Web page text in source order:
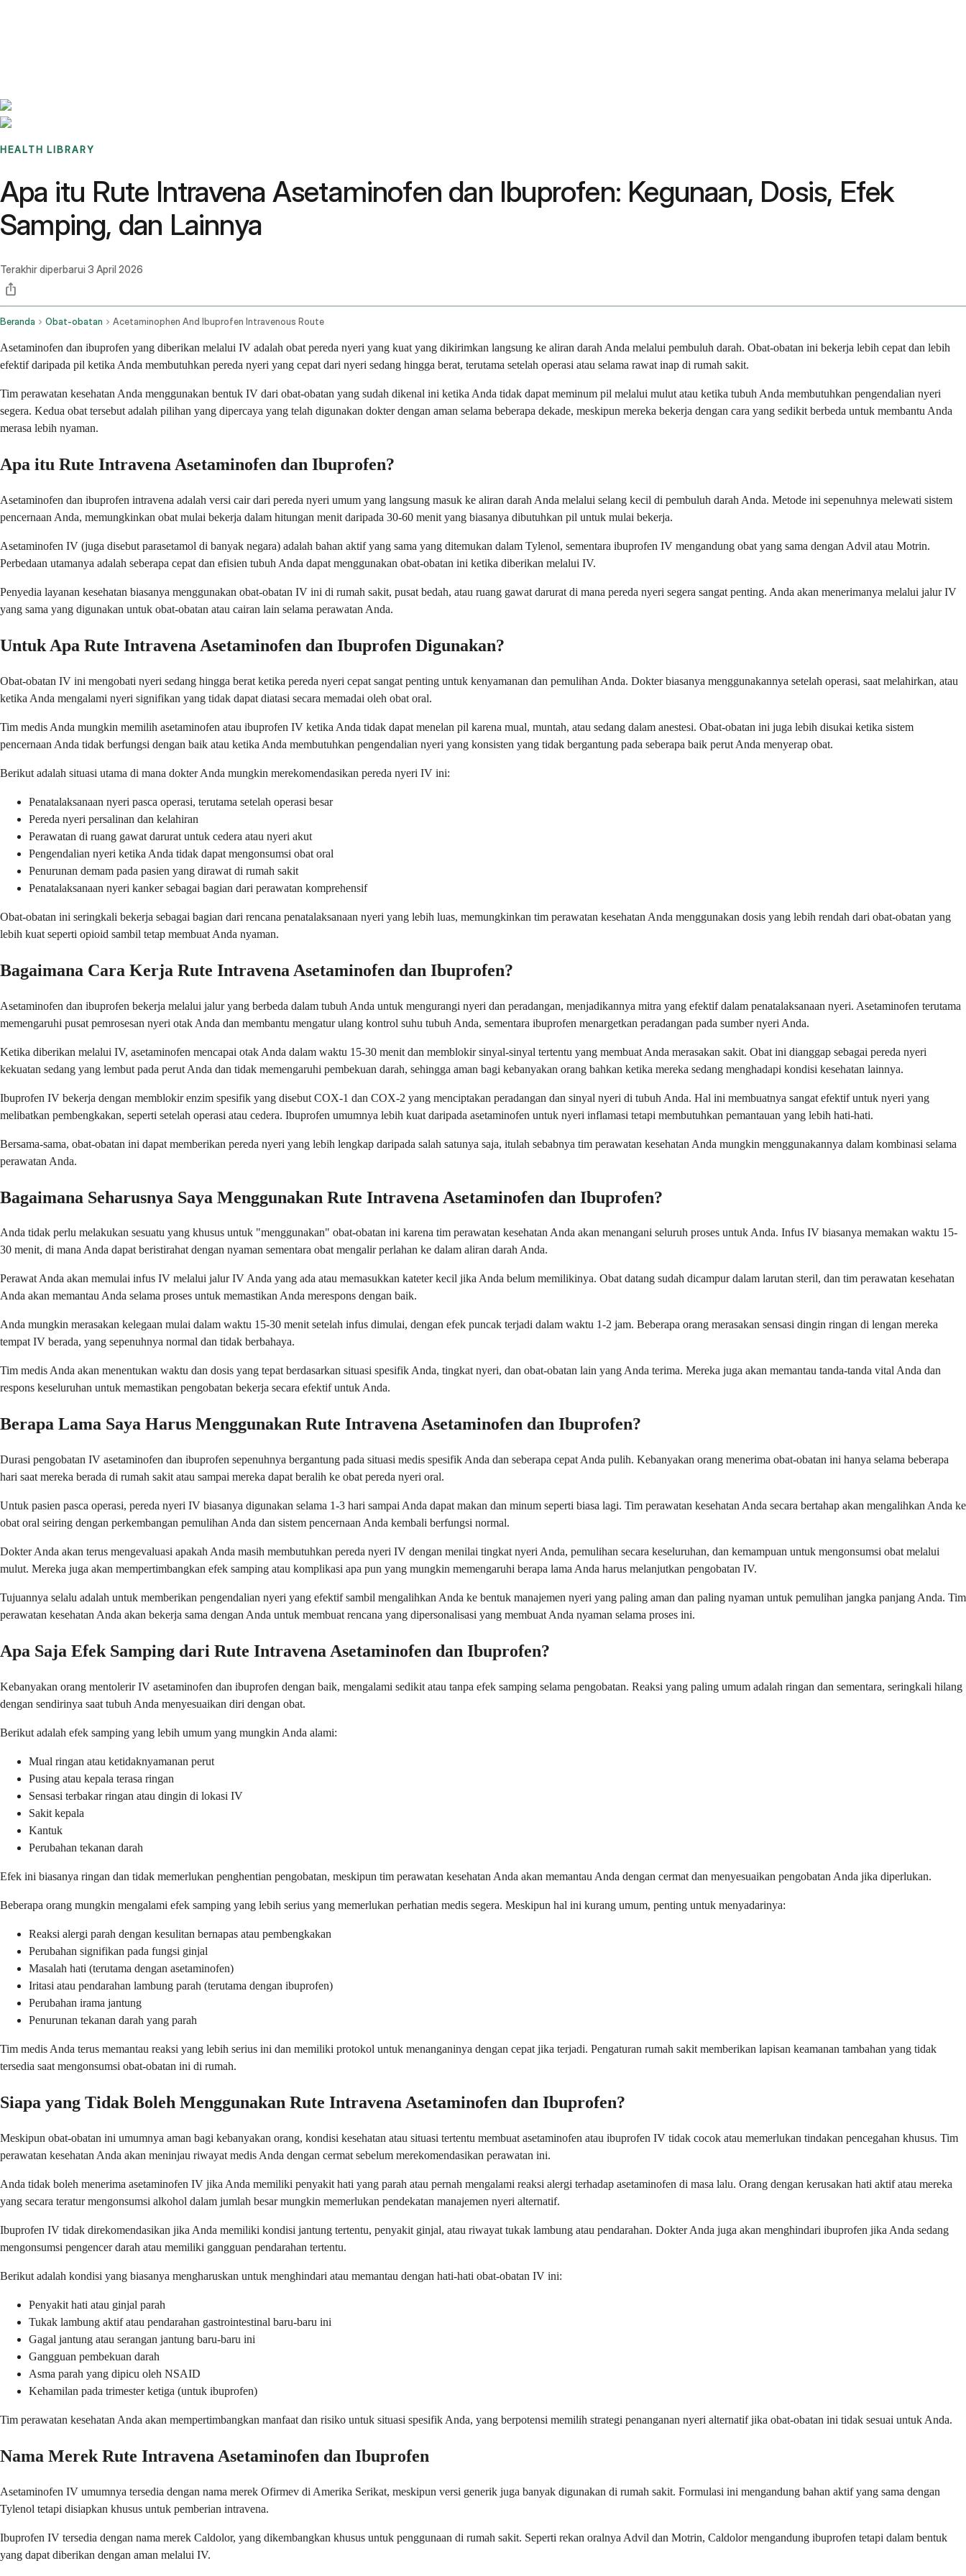
HEALTH LIBRARY
Apa itu Rute Intravena Asetaminofen dan Ibuprofen: Kegunaan, Dosis, Efek
Samping, dan Lainnya
Terakhir diperbarui 3 April 2026
Beranda Obat-obatan Acetaminophen And Ibuprofen Intravenous Route
Asetaminofen dan ibuprofen yang diberikan melalui IV adalah obat pereda nyeri yang kuat yang dikirimkan langsung ke aliran darah Anda melalui pembuluh darah. Obat-obatan ini bekerja lebih cepat dan lebih
efektif daripada pil ketika Anda membutuhkan pereda nyeri yang cepat dari nyeri sedang hingga berat, terutama setelah operasi atau selama rawat inap di rumah sakit.
Tim perawatan kesehatan Anda menggunakan bentuk IV dari obat-obatan yang sudah dikenal ini ketika Anda tidak dapat meminum pil melalui mulut atau ketika tubuh Anda membutuhkan pengendalian nyeri
segera. Kedua obat tersebut adalah pilihan yang dipercaya yang telah digunakan dokter dengan aman selama beberapa dekade, meskipun mereka bekerja dengan cara yang sedikit berbeda untuk membantu Anda
merasa lebih nyaman.
Apa itu Rute Intravena Asetaminofen dan Ibuprofen?
Asetaminofen dan ibuprofen intravena adalah versi cair dari pereda nyeri umum yang langsung masuk ke aliran darah Anda melalui selang kecil di pembuluh darah Anda. Metode ini sepenuhnya melewati sistem
pencernaan Anda, memungkinkan obat mulai bekerja dalam hitungan menit daripada 30-60 menit yang biasanya dibutuhkan pil untuk mulai bekerja.
Asetaminofen IV (juga disebut parasetamol di banyak negara) adalah bahan aktif yang sama yang ditemukan dalam Tylenol, sementara ibuprofen IV mengandung obat yang sama dengan Advil atau Motrin.
Perbedaan utamanya adalah seberapa cepat dan efisien tubuh Anda dapat menggunakan obat-obatan ini ketika diberikan melalui IV.
Penyedia layanan kesehatan biasanya menggunakan obat-obatan IV ini di rumah sakit, pusat bedah, atau ruang gawat darurat di mana pereda nyeri segera sangat penting. Anda akan menerimanya melalui jalur IV
yang sama yang digunakan untuk obat-obatan atau cairan lain selama perawatan Anda.
Untuk Apa Rute Intravena Asetaminofen dan Ibuprofen Digunakan?
Obat-obatan IV ini mengobati nyeri sedang hingga berat ketika pereda nyeri cepat sangat penting untuk kenyamanan dan pemulihan Anda. Dokter biasanya menggunakannya setelah operasi, saat melahirkan, atau
ketika Anda mengalami nyeri signifikan yang tidak dapat diatasi secara memadai oleh obat oral.
Tim medis Anda mungkin memilih asetaminofen atau ibuprofen IV ketika Anda tidak dapat menelan pil karena mual, muntah, atau sedang dalam anestesi. Obat-obatan ini juga lebih disukai ketika sistem
pencernaan Anda tidak berfungsi dengan baik atau ketika Anda membutuhkan pengendalian nyeri yang konsisten yang tidak bergantung pada seberapa baik perut Anda menyerap obat.
Berikut adalah situasi utama di mana dokter Anda mungkin merekomendasikan pereda nyeri IV ini:
Penatalaksanaan nyeri pasca operasi, terutama setelah operasi besar
Pereda nyeri persalinan dan kelahiran
Perawatan di ruang gawat darurat untuk cedera atau nyeri akut
Pengendalian nyeri ketika Anda tidak dapat mengonsumsi obat oral
Penurunan demam pada pasien yang dirawat di rumah sakit
Penatalaksanaan nyeri kanker sebagai bagian dari perawatan komprehensif
Obat-obatan ini seringkali bekerja sebagai bagian dari rencana penatalaksanaan nyeri yang lebih luas, memungkinkan tim perawatan kesehatan Anda menggunakan dosis yang lebih rendah dari obat-obatan yang
lebih kuat seperti opioid sambil tetap membuat Anda nyaman.
Bagaimana Cara Kerja Rute Intravena Asetaminofen dan Ibuprofen?
Asetaminofen dan ibuprofen bekerja melalui jalur yang berbeda dalam tubuh Anda untuk mengurangi nyeri dan peradangan, menjadikannya mitra yang efektif dalam penatalaksanaan nyeri. Asetaminofen terutama
memengaruhi pusat pemrosesan nyeri otak Anda dan membantu mengatur ulang kontrol suhu tubuh Anda, sementara ibuprofen menargetkan peradangan pada sumber nyeri Anda.
Ketika diberikan melalui IV, asetaminofen mencapai otak Anda dalam waktu 15-30 menit dan memblokir sinyal-sinyal tertentu yang membuat Anda merasakan sakit. Obat ini dianggap sebagai pereda nyeri
kekuatan sedang yang lembut pada perut Anda dan tidak memengaruhi pembekuan darah, sehingga aman bagi kebanyakan orang bahkan ketika mereka sedang menghadapi kondisi kesehatan lainnya.
Ibuprofen IV bekerja dengan memblokir enzim spesifik yang disebut COX-1 dan COX-2 yang menciptakan peradangan dan sinyal nyeri di tubuh Anda. Hal ini membuatnya sangat efektif untuk nyeri yang
melibatkan pembengkakan, seperti setelah operasi atau cedera. Ibuprofen umumnya lebih kuat daripada asetaminofen untuk nyeri inflamasi tetapi membutuhkan pemantauan yang lebih hati-hati.
Bersama-sama, obat-obatan ini dapat memberikan pereda nyeri yang lebih lengkap daripada salah satunya saja, itulah sebabnya tim perawatan kesehatan Anda mungkin menggunakannya dalam kombinasi selama
perawatan Anda.
Bagaimana Seharusnya Saya Menggunakan Rute Intravena Asetaminofen dan Ibuprofen?
Anda tidak perlu melakukan sesuatu yang khusus untuk "menggunakan" obat-obatan ini karena tim perawatan kesehatan Anda akan menangani seluruh proses untuk Anda. Infus IV biasanya memakan waktu 15-
30 menit, di mana Anda dapat beristirahat dengan nyaman sementara obat mengalir perlahan ke dalam aliran darah Anda.
Perawat Anda akan memulai infus IV melalui jalur IV Anda yang ada atau memasukkan kateter kecil jika Anda belum memilikinya. Obat datang sudah dicampur dalam larutan steril, dan tim perawatan kesehatan
Anda akan memantau Anda selama proses untuk memastikan Anda merespons dengan baik.
Anda mungkin merasakan kelegaan mulai dalam waktu 15-30 menit setelah infus dimulai, dengan efek puncak terjadi dalam waktu 1-2 jam. Beberapa orang merasakan sensasi dingin ringan di lengan mereka
tempat IV berada, yang sepenuhnya normal dan tidak berbahaya.
Tim medis Anda akan menentukan waktu dan dosis yang tepat berdasarkan situasi spesifik Anda, tingkat nyeri, dan obat-obatan lain yang Anda terima. Mereka juga akan memantau tanda-tanda vital Anda dan
respons keseluruhan untuk memastikan pengobatan bekerja secara efektif untuk Anda.
Berapa Lama Saya Harus Menggunakan Rute Intravena Asetaminofen dan Ibuprofen?
Durasi pengobatan IV asetaminofen dan ibuprofen sepenuhnya bergantung pada situasi medis spesifik Anda dan seberapa cepat Anda pulih. Kebanyakan orang menerima obat-obatan ini hanya selama beberapa
hari saat mereka berada di rumah sakit atau sampai mereka dapat beralih ke obat pereda nyeri oral.
Untuk pasien pasca operasi, pereda nyeri IV biasanya digunakan selama 1-3 hari sampai Anda dapat makan dan minum seperti biasa lagi. Tim perawatan kesehatan Anda secara bertahap akan mengalihkan Anda ke
obat oral seiring dengan perkembangan pemulihan Anda dan sistem pencernaan Anda kembali berfungsi normal.
Dokter Anda akan terus mengevaluasi apakah Anda masih membutuhkan pereda nyeri IV dengan menilai tingkat nyeri Anda, pemulihan secara keseluruhan, dan kemampuan untuk mengonsumsi obat melalui
mulut. Mereka juga akan mempertimbangkan efek samping atau komplikasi apa pun yang mungkin memengaruhi berapa lama Anda harus melanjutkan pengobatan IV.
Tujuannya selalu adalah untuk memberikan pengendalian nyeri yang efektif sambil mengalihkan Anda ke bentuk manajemen nyeri yang paling aman dan paling nyaman untuk pemulihan jangka panjang Anda. Tim
perawatan kesehatan Anda akan bekerja sama dengan Anda untuk membuat rencana yang dipersonalisasi yang membuat Anda nyaman selama proses ini.
Apa Saja Efek Samping dari Rute Intravena Asetaminofen dan Ibuprofen?
Kebanyakan orang mentolerir IV asetaminofen dan ibuprofen dengan baik, mengalami sedikit atau tanpa efek samping selama pengobatan. Reaksi yang paling umum adalah ringan dan sementara, seringkali hilang
dengan sendirinya saat tubuh Anda menyesuaikan diri dengan obat.
Berikut adalah efek samping yang lebih umum yang mungkin Anda alami:
Mual ringan atau ketidaknyamanan perut
Pusing atau kepala terasa ringan
Sensasi terbakar ringan atau dingin di lokasi IV
Sakit kepala
Kantuk
Perubahan tekanan darah
Efek ini biasanya ringan dan tidak memerlukan penghentian pengobatan, meskipun tim perawatan kesehatan Anda akan memantau Anda dengan cermat dan menyesuaikan pengobatan Anda jika diperlukan.
Beberapa orang mungkin mengalami efek samping yang lebih serius yang memerlukan perhatian medis segera. Meskipun hal ini kurang umum, penting untuk menyadarinya:
Reaksi alergi parah dengan kesulitan bernapas atau pembengkakan
Perubahan signifikan pada fungsi ginjal
Masalah hati (terutama dengan asetaminofen)
Iritasi atau pendarahan lambung parah (terutama dengan ibuprofen)
Perubahan irama jantung
Penurunan tekanan darah yang parah
Tim medis Anda terus memantau reaksi yang lebih serius ini dan memiliki protokol untuk menanganinya dengan cepat jika terjadi. Pengaturan rumah sakit memberikan lapisan keamanan tambahan yang tidak
tersedia saat mengonsumsi obat-obatan ini di rumah.
Siapa yang Tidak Boleh Menggunakan Rute Intravena Asetaminofen dan Ibuprofen?
Meskipun obat-obatan ini umumnya aman bagi kebanyakan orang, kondisi kesehatan atau situasi tertentu membuat asetaminofen atau ibuprofen IV tidak cocok atau memerlukan tindakan pencegahan khusus. Tim
perawatan kesehatan Anda akan meninjau riwayat medis Anda dengan cermat sebelum merekomendasikan perawatan ini.
Anda tidak boleh menerima asetaminofen IV jika Anda memiliki penyakit hati yang parah atau pernah mengalami reaksi alergi terhadap asetaminofen di masa lalu. Orang dengan kerusakan hati aktif atau mereka
yang secara teratur mengonsumsi alkohol dalam jumlah besar mungkin memerlukan pendekatan manajemen nyeri alternatif.
Ibuprofen IV tidak direkomendasikan jika Anda memiliki kondisi jantung tertentu, penyakit ginjal, atau riwayat tukak lambung atau pendarahan. Dokter Anda juga akan menghindari ibuprofen jika Anda sedang
mengonsumsi pengencer darah atau memiliki gangguan pendarahan tertentu.
Berikut adalah kondisi yang biasanya mengharuskan untuk menghindari atau memantau dengan hati-hati obat-obatan IV ini:
Penyakit hati atau ginjal parah
Tukak lambung aktif atau pendarahan gastrointestinal baru-baru ini
Gagal jantung atau serangan jantung baru-baru ini
Gangguan pembekuan darah
Asma parah yang dipicu oleh NSAID
Kehamilan pada trimester ketiga (untuk ibuprofen)
Tim perawatan kesehatan Anda akan mempertimbangkan manfaat dan risiko untuk situasi spesifik Anda, yang berpotensi memilih strategi penanganan nyeri alternatif jika obat-obatan ini tidak sesuai untuk Anda.
Nama Merek Rute Intravena Asetaminofen dan Ibuprofen
Asetaminofen IV umumnya tersedia dengan nama merek Ofirmev di Amerika Serikat, meskipun versi generik juga banyak digunakan di rumah sakit. Formulasi ini mengandung bahan aktif yang sama dengan
Tylenol tetapi disiapkan khusus untuk pemberian intravena.
Ibuprofen IV tersedia dengan nama merek Caldolor, yang dikembangkan khusus untuk penggunaan di rumah sakit. Seperti rekan oralnya Advil dan Motrin, Caldolor mengandung ibuprofen tetapi dalam bentuk
yang dapat diberikan dengan aman melalui IV.